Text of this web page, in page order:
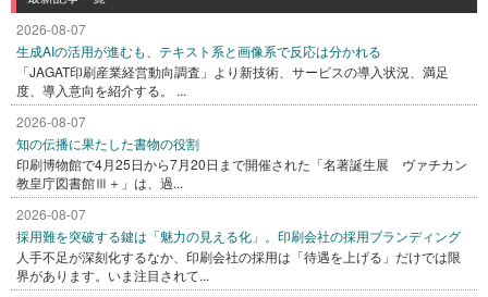
2026-08-07
生成AIの活用が進むも、テキスト系と画像系で反応は分かれる
「JAGAT印刷産業経営動向調査」より新技術、サービスの導入状況、満足
度、導入意向を紹介する。 ...
2026-08-07
知の伝播に果たした書物の役割
印刷博物館で4月25日から7月20日まで開催された「名著誕生展 ヴァチカン
教皇庁図書館Ⅲ＋」は、過...
2026-08-07
採用難を突破する鍵は「魅力の見える化」。印刷会社の採用ブランディング
人手不足が深刻化するなか、印刷会社の採用は「待遇を上げる」だけでは限
界があります。いま注目されて...